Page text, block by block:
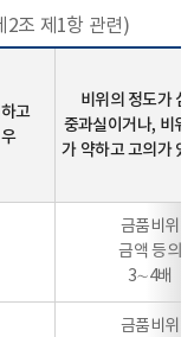
2조 제1항 관련)
고
비위의 정도가
중과실이거나, 비위
가 약하고 고의가
금품비위
금액 등의
3∼4배
금품비위